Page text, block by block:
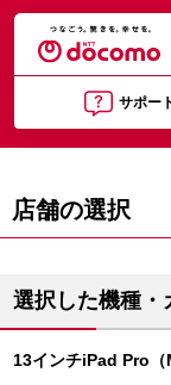
サポー
店舗の選択
選択した機種・
13インチiPad Pro（